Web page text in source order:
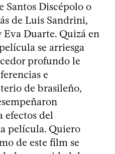
Santos Discépolo o
de Luis Sandrini,
Duarte. Quizá en
se arriesga
profundo le
e
de brasileño,
efectos del
película. Quiero
de este film se